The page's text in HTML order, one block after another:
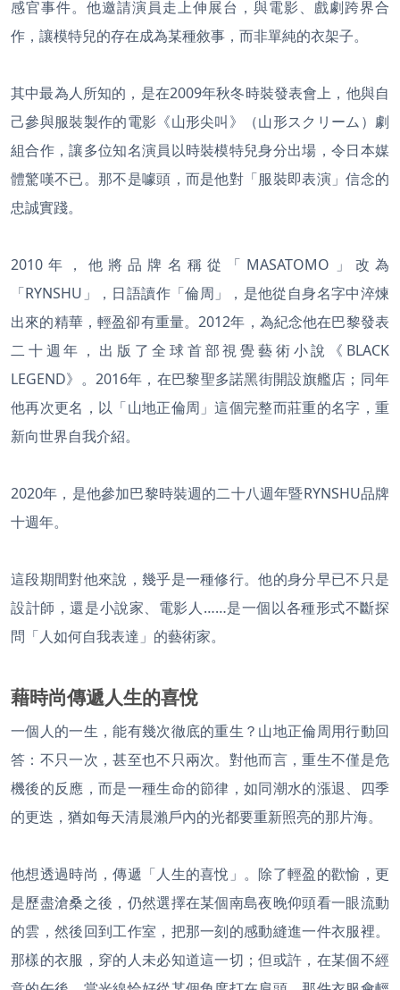
感官事件。他邀請演員走上伸展台，與電影、戲劇跨界合
作，讓模特兒的存在成為某種敘事，而非單純的衣架子。
其中最為人所知的，是在2009年秋冬時裝發表會上，他與自
己參與服裝製作的電影《山形尖叫》（山形スクリーム）劇
組合作，讓多位知名演員以時裝模特兒身分出場，令日本媒
體驚嘆不已。那不是噱頭，而是他對「服裝即表演」信念的
忠誠實踐。
2010年，他將品牌名稱從「MASATOMO」改為
「RYNSHU」，日語讀作「倫周」，是他從自身名字中淬煉
出來的精華，輕盈卻有重量。2012年，為紀念他在巴黎發表
二十週年，出版了全球首部視覺藝術小說《BLACK
LEGEND》。2016年，在巴黎聖多諾黑街開設旗艦店；同年
他再次更名，以「山地正倫周」這個完整而莊重的名字，重
新向世界自我介紹。
2020年，是他參加巴黎時裝週的二十八週年暨RYNSHU品牌
十週年。
這段期間對他來說，幾乎是一種修行。他的身分早已不只是
設計師，還是小說家、電影人……是一個以各種形式不斷探
問「人如何自我表達」的藝術家。
藉時尚傳遞人生的喜悅
一個人的一生，能有幾次徹底的重生？山地正倫周用行動回
答：不只一次，甚至也不只兩次。對他而言，重生不僅是危
機後的反應，而是一種生命的節律，如同潮水的漲退、四季
的更迭，猶如每天清晨瀨戶內的光都要重新照亮的那片海。
他想透過時尚，傳遞「人生的喜悅」。除了輕盈的歡愉，更
是歷盡滄桑之後，仍然選擇在某個南島夜晚仰頭看一眼流動
的雲，然後回到工作室，把那一刻的感動縫進一件衣服裡。
那樣的衣服，穿的人未必知道這一切；但或許，在某個不經